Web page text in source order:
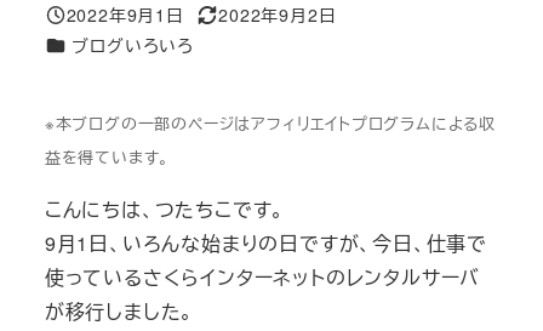
投稿日
2022年9月1日
更新日
2022年9月2日
カテゴリー
ブログいろいろ
※本ブログの一部のページはアフィリエイトプログラムによる収
益を得ています。
こんにちは、つたちこです。
9月1日、いろんな始まりの日ですが、今日、仕事で
使っているさくらインターネットのレンタルサーバ
が移行しました。